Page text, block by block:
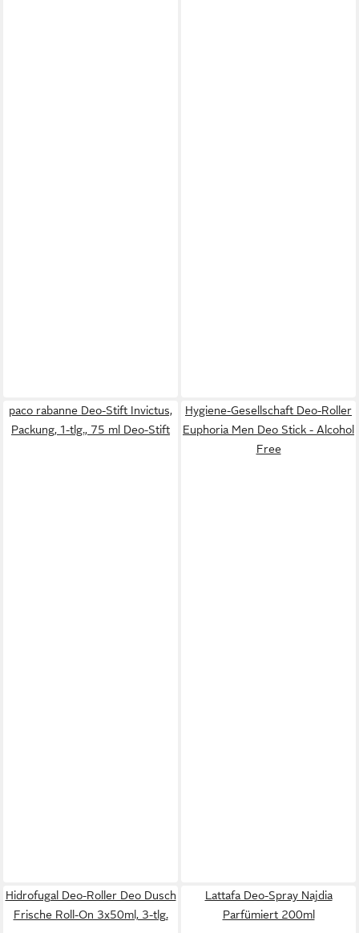
paco rabanne Deo-Stift Invictus,
Packung, 1-tlg., 75 ml Deo-Stift
Hygiene-Gesellschaft Deo-Roller
Euphoria Men Deo Stick - Alcohol
Free
Hidrofugal Deo-Roller Deo Dusch
Frische Roll-On 3x50ml, 3-tlg.
Lattafa Deo-Spray Najdia
Parfümiert 200ml